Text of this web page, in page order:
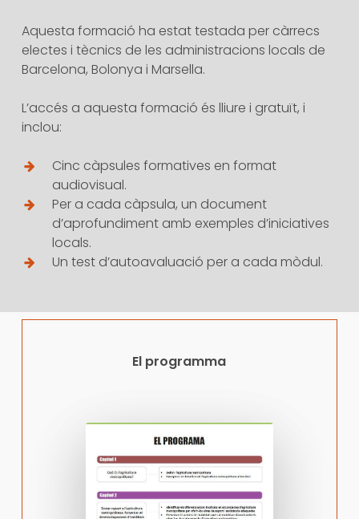
Aquesta formació ha estat testada per càrrecs
electes i tècnics de les administracions locals de
Barcelona, Bolonya i Marsella.
L’accés a aquesta formació és lliure i gratuït, i
inclou:
Cinc càpsules formatives en format
audiovisual.
Per a cada càpsula, un document
d’aprofundiment amb exemples d’iniciatives
locals.
Un test d’autoavaluació per a cada mòdul.
El programma